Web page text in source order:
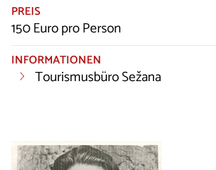
PREIS
150 Euro pro Person
INFORMATIONEN
Tourismusbüro Sežana